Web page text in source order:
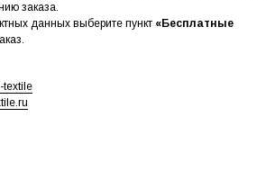
заказа.
данных выберите пункт «Бесплатные
textile